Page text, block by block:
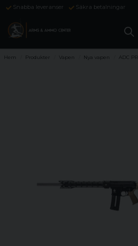
Snabba leveranser Säkra betalningar
Hem Produkter Vapen Nya vapen ADC